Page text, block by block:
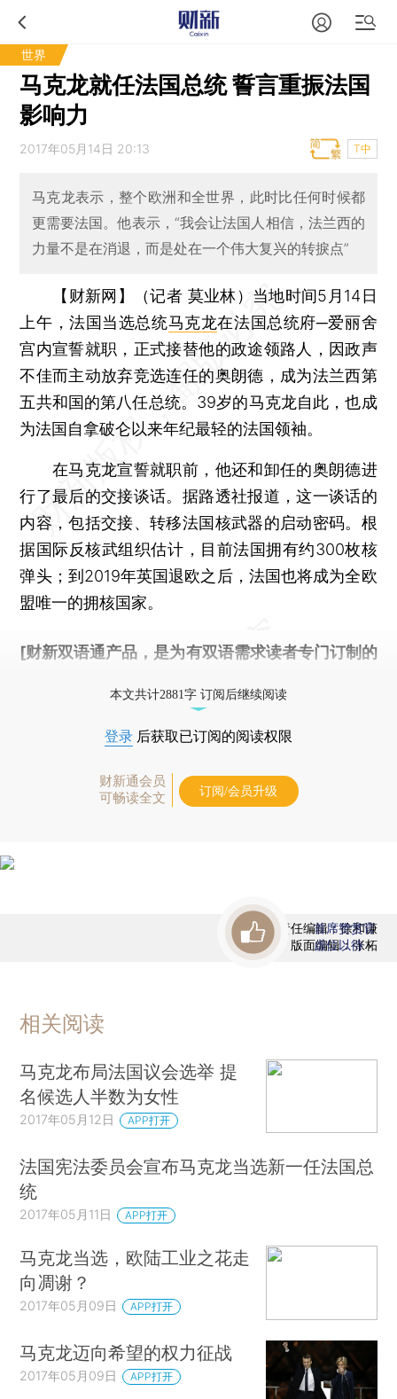
世界
马克龙就任法国总统 誓言重振法国
影响力
2017年05月14日 20:13 T中
马克龙表示，整个欧洲和全世界，此时比任何时候都
更需要法国。他表示，“我会让法国人相信，法兰西的
力量不是在消退，而是处在一个伟大复兴的转捩点”
【财新网】（记者 莫业林） 当地时间5月14日
上午，法国当选总统马克龙在法国总统府─爱丽舍
宫内宣誓就职，正式接替他的政途领路人，因政声
不佳而主动放弃竞选连任的奥朗德，成为法兰西第
五共和国的第八任总统。39岁的马克龙自此，也成
为法国自拿破仑以来年纪最轻的法国领袖。
在马克龙宣誓就职前，他还和卸任的奥朗德进
行了最后的交接谈话。据路透社报道，这一谈话的
内容，包括交接、转移法国核武器的启动密码。根
据国际反核武组织估计，目前法国拥有约300枚核
弹头；到2019年英国退欧之后，法国也将成为全欧
盟唯一的拥核国家。
[财新双语通产品，是为有双语需求读者专门订制的
本文共计2881字 订阅后继续阅读
登录 后获取已订阅的阅读权限
财新通会员
可畅读全文
订阅/会员升级
责任编辑：徐和谦
版面编辑：张柘
首席赞赏官
虚位以待
相关阅读
马克龙布局法国议会选举 提
名候选人半数为女性
2017年05月12日 APP打开
法国宪法委员会宣布马克龙当选新一任法国总
统
2017年05月11日 APP打开
马克龙当选，欧陆工业之花走
向凋谢？
2017年05月09日 APP打开
马克龙迈向希望的权力征战
2017年05月09日 APP打开